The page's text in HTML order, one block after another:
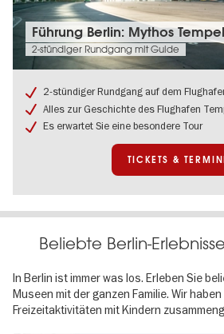
Tickets
&
Termine:
Führung
Mythos
Tempelhof
Führung Berlin: Mythos
2-stündiger Rundgang mit Guide
2-stündiger Rundgang auf dem
Alles zur Geschichte des Flughafen
Es erwartet Sie eine besondere Tour
TICKETS &
Beliebte Berlin-
In Berlin ist immer was los. Erleben Sie
Museen mit der ganzen Familie. Wir
Freizeitaktivitäten mit Kindern